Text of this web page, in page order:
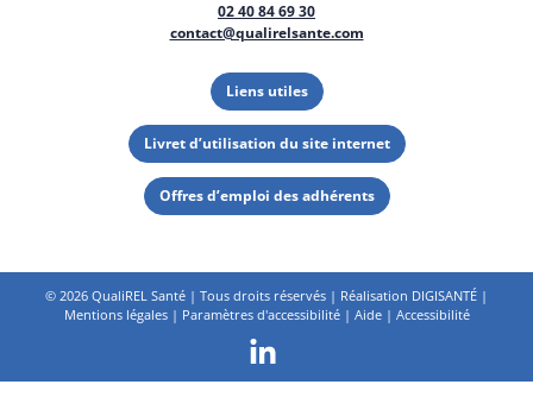
02 40 84 69 30
contact@qualirelsante.com
Liens utiles
Livret d’utilisation du site internet
Offres d’emploi des adhérents
© 2026 QualiREL Santé | Tous droits réservés | Réalisation DIGISANTÉ |
Mentions légales| Paramètres d'accessibilité| Aide| Accessibilité